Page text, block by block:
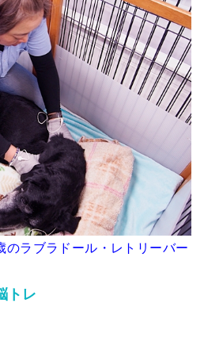
のラブラドール・レトリーバー
トレ